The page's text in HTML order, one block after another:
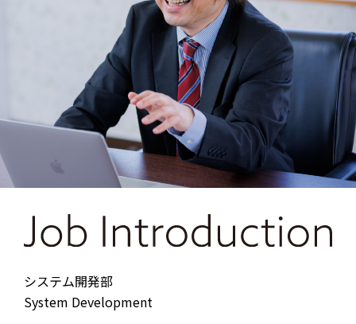
タープ
ライズ
システム開発部
System Development